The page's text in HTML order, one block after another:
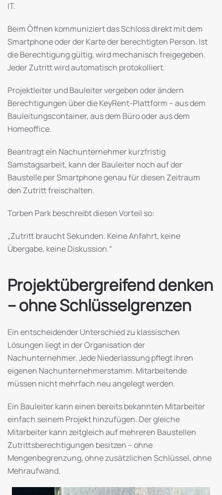
IT.
Beim Öffnen kommuniziert das Schloss direkt mit dem
Smartphone oder der Karte der berechtigten Person. Ist
die Berechtigung gültig, wird mechanisch freigegeben.
Jeder Zutritt wird automatisch protokolliert.
Projektleiter und Bauleiter vergeben oder ändern
Berechtigungen über die KeyRent-Plattform – aus dem
Bauleitungscontainer, aus dem Büro oder aus dem
Homeoffice.
Beantragt ein Nachunternehmer kurzfristig
Samstagsarbeit, kann der Bauleiter noch auf der
Baustelle per Smartphone genau für diesen Zeitraum
den Zutritt freischalten.
Torben Park beschreibt diesen Vorteil so:
„Zutritt braucht Sekunden. Keine Anfahrt, keine
Übergabe, keine Diskussion.“
Projektübergreifend denken
– ohne Schlüsselgrenzen
Ein entscheidender Unterschied zu klassischen
Lösungen liegt in der Organisation der
Nachunternehmer. Jede Niederlassung pflegt ihren
eigenen Nachunternehmerstamm. Mitarbeitende
müssen nicht mehrfach neu angelegt werden.
Ein Bauleiter kann einen bereits bekannten Mitarbeiter
einfach seinem Projekt hinzufügen. Der gleiche
Mitarbeiter kann zeitgleich auf mehreren Baustellen
Zutrittsberechtigungen besitzen – ohne
Mengenbegrenzung, ohne zusätzlichen Schlüssel, ohne
Mehraufwand.